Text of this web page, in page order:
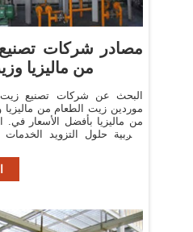
مصادر شركات
من ماليزيا
البحث عن شركات تصنيع زيت
موردين زيت الطعام من
من ماليزيا بأفضل الأسعار في.
العربية حلول التزويد